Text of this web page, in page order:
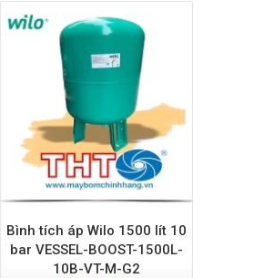
Bình tích áp Wilo 1500 lít 10
bar VESSEL-BOOST-1500L-
10B-VT-M-G2